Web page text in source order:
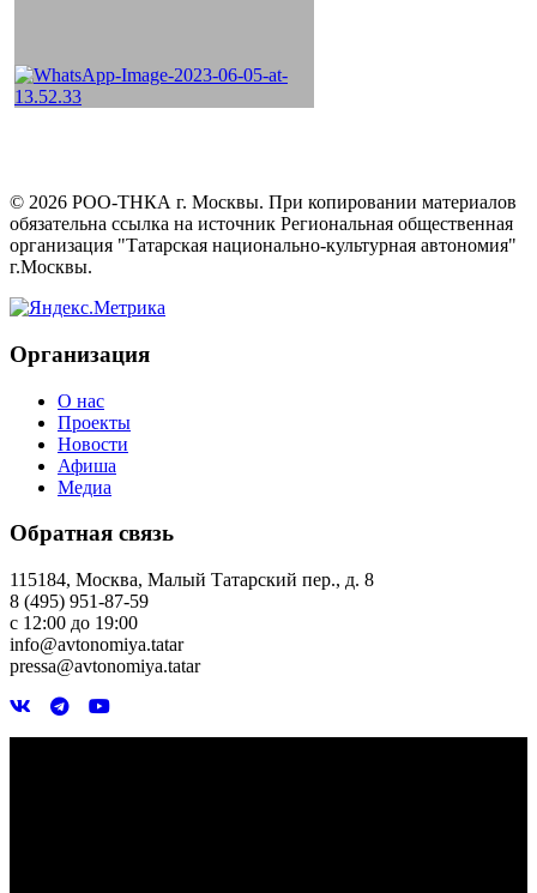
© 2026 РОО-ТНКА г. Москвы. При копировании материалов
обязательна ссылка на источник Региональная общественная
организация "Татарская национально-культурная автономия"
г.Москвы.
Организация
О нас
Проекты
Новости
Афиша
Медиа
Обратная связь
115184, Москва, Малый Татарский пер., д. 8
8 (495) 951-87-59
с 12:00 до 19:00
info@avtonomiya.tatar
pressa@avtonomiya.tatar